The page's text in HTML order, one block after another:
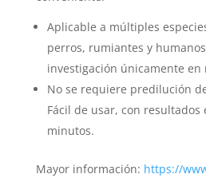
Aplicable a múltiples
perros, rumiantes y
investigación únicamente en
No se requiere predilución
Fácil de usar, con resultados
minutos.
Mayor información: https://